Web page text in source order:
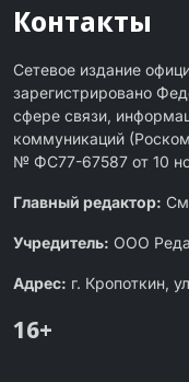
Контакты
Сетевое издание
зарегистрировано
сфере связи,
коммуникаций
№ ФС77-67587 от 10
Главный редактор:
Учредитель: ООО
Адрес: г. Кропоткин,
16+